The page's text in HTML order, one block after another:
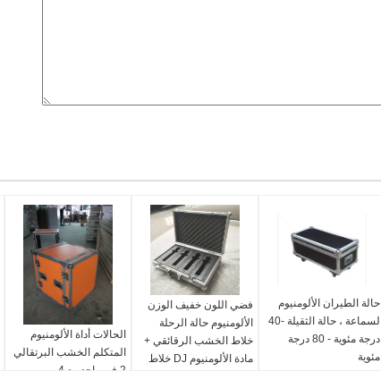
الحالات أداة الألومنيوم
المتكلم الخشب البرتقالي
2 في واحد مع 4
فضي اللون خفيف الوزن
الألومنيوم حالة الرحلة
خلاط الخشب الرقائقي +
مادة الألومنيوم DJ خلاط
حالة الطيران الألومنيوم
لسماعة ، حالة الثقيلة -40
درجة مئوية - 80 درجة
مئوية